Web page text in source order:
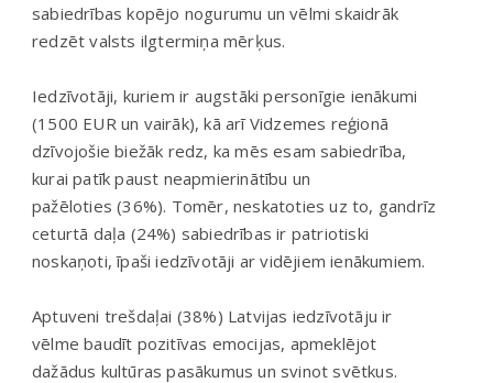
sabiedrības kopējo nogurumu un vēlmi skaidrāk
redzēt valsts ilgtermiņa mērķus.
Iedzīvotāji, kuriem ir augstāki personīgie ienākumi
(1500 EUR un vairāk), kā arī Vidzemes reģionā
dzīvojošie biežāk redz, ka mēs esam sabiedrība,
kurai patīk paust neapmierinātību un
pažēloties (36%). Tomēr, neskatoties uz to, gandrīz
ceturtā daļa (24%) sabiedrības ir patriotiski
noskaņoti, īpaši iedzīvotāji ar vidējiem ienākumiem.
Aptuveni trešdaļai (38%) Latvijas iedzīvotāju ir
vēlme baudīt pozitīvas emocijas, apmeklējot
dažādus kultūras pasākumus un svinot svētkus.